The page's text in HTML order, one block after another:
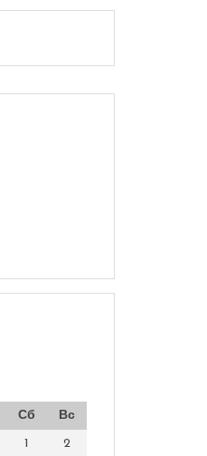
Сб Вс
1 2